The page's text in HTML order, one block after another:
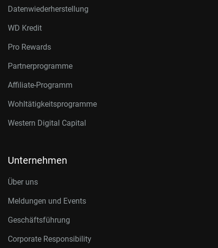
Datenwiederherstellung
WD Kredit
Pro Rewards
Partnerprogramme
Affiliate-Programm
Wohltätigkeitsprogramme
Western Digital Capital
Unternehmen
Über uns
Meldungen und Events
Geschäftsführung
Corporate Responsibility